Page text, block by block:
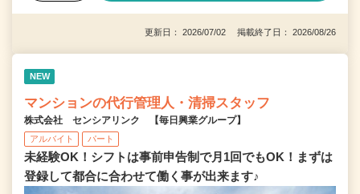
更新日： 2026/07/02 掲載終了日： 2026/08/26
NEW
マンションの代行管理人・清掃スタッフ
株式会社 センシアリンク 【毎日興業グループ】
アルバイト パート
未経験OK！シフトは事前申告制で月1回でもOK！まずは
登録して都合に合わせて働く事が出来ます♪